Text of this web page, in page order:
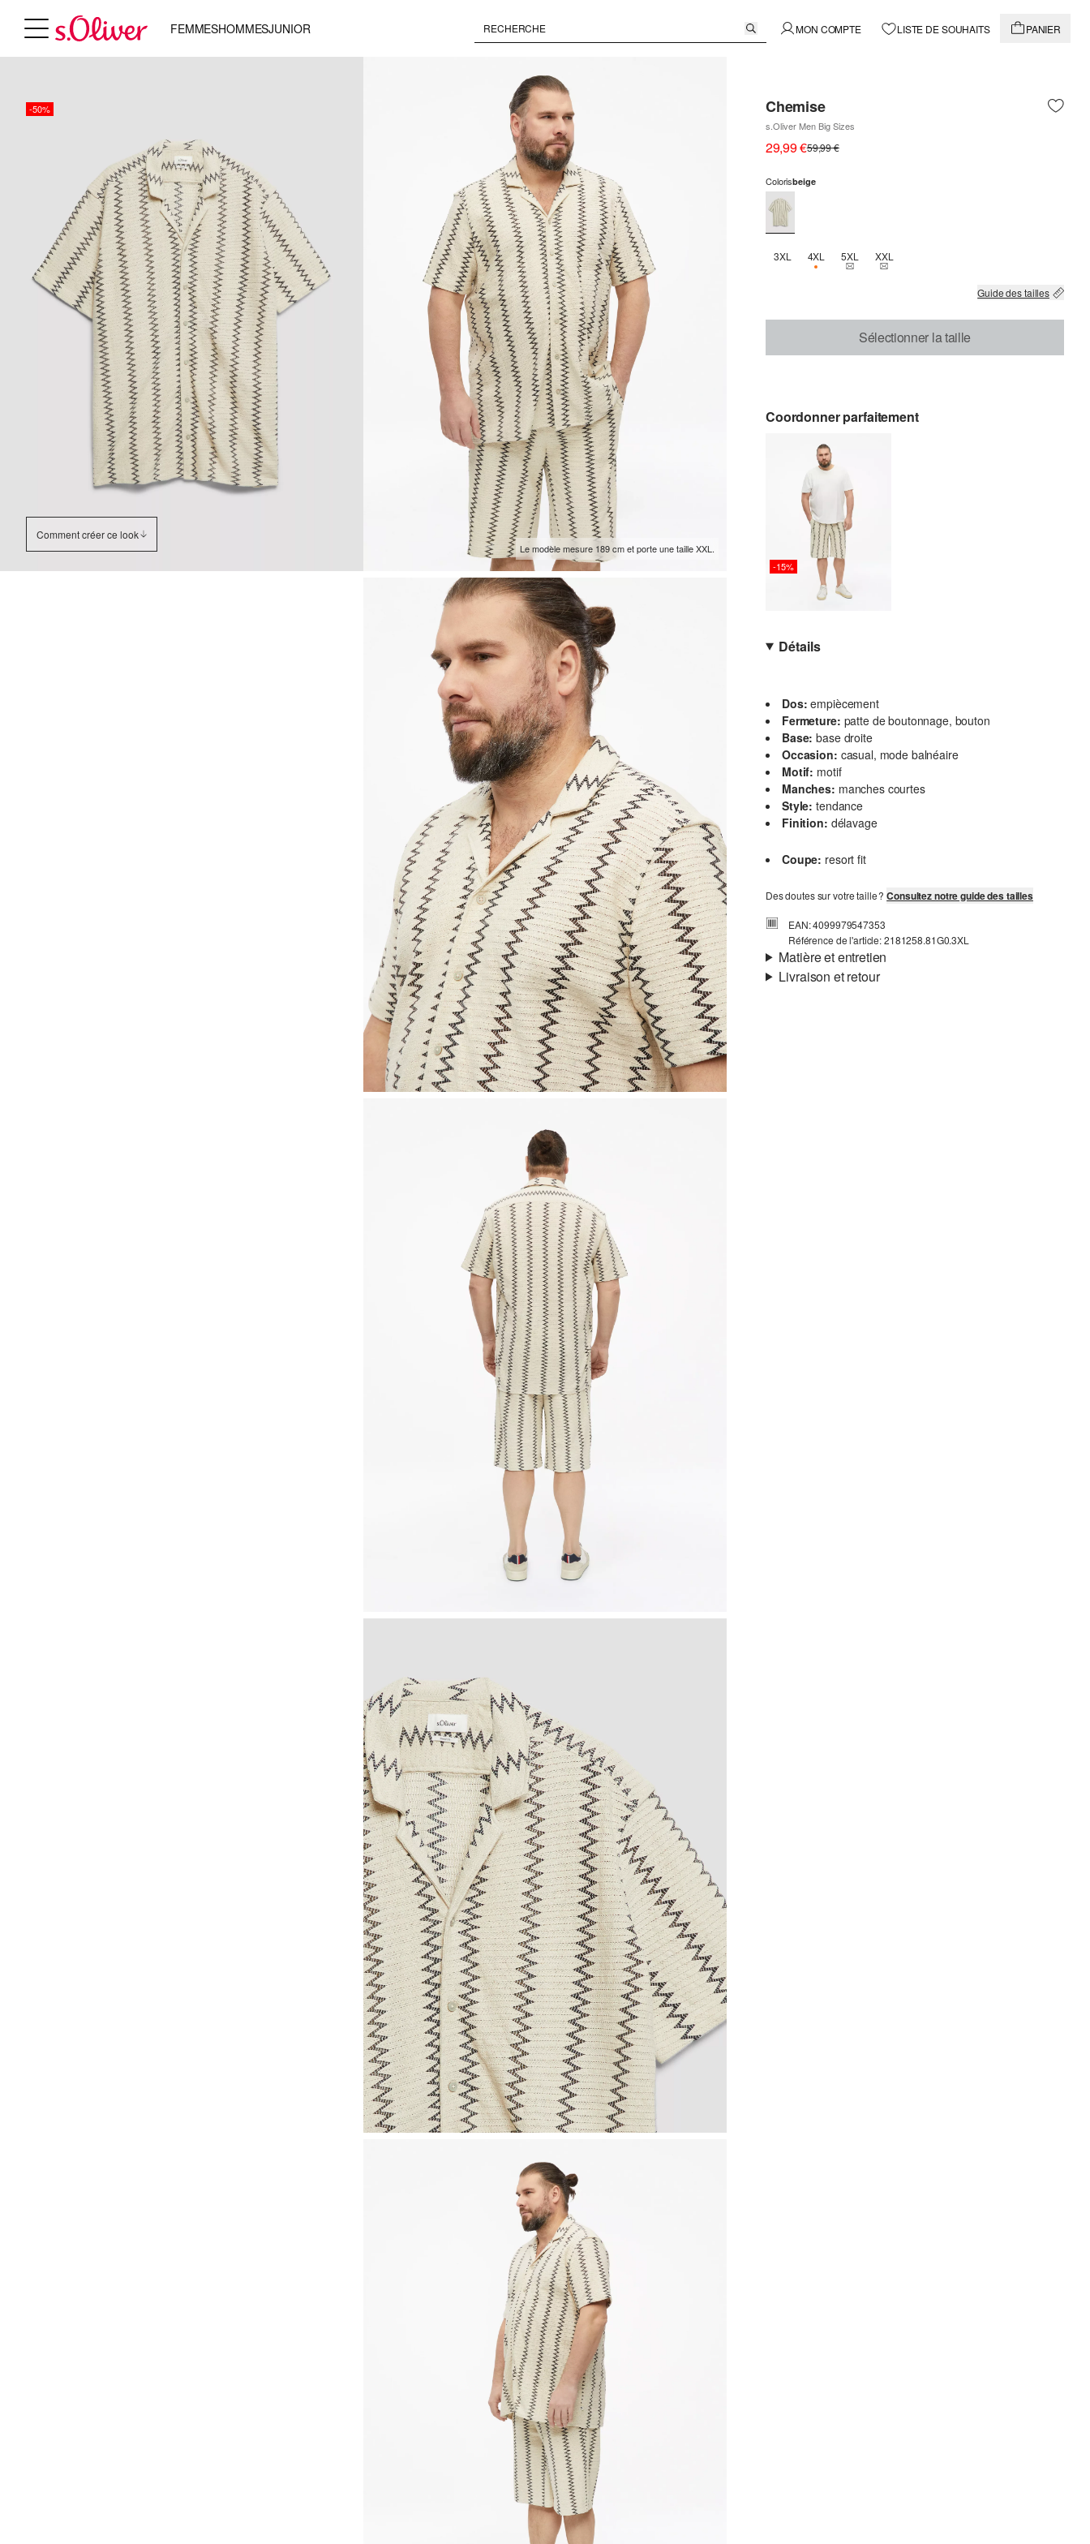
FEMMESHOMMESJUNIOR MON COMPTE LISTE DE SOUHAITS PANIER
-50%
Comment créer ce look
Le modèle mesure 189 cm et porte une taille XXL.
Chemise
s.Oliver Men Big Sizes
29,99 €59,99 €
Colorisbeige
3XL 4XLSEULEMENT 1 EN STOCK
5XLTHIS SIZE IS CURRENTLY OUT OF STOCK
XXLTHIS SIZE IS CURRENTLY OUT OF STOCK
Guide des tailles
Sélectionner la taille
Coordonner parfaitement
-15%
Détails
Dos: empiècement
Fermeture: patte de boutonnage, bouton
Base: base droite
Occasion: casual, mode balnéaire
Motif: motif
Manches: manches courtes
Style: tendance
Finition: délavage
Coupe: resort fit
Des doutes sur votre taille ?Consultez notre guide des tailles
EAN: 4099979547353
Référence de l'article: 2181258.81G0.3XL
Matière et entretien
Livraison et retour